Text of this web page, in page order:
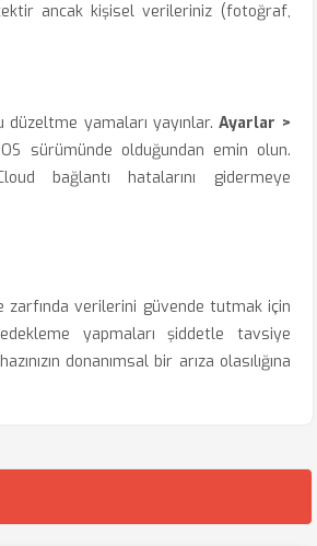
ancak kişisel verileriniz (fotoğraf,
düzeltme yamaları yayınlar.Ayarlar >
sürümünde olduğundan emin olun.
bağlantı hatalarını gidermeye
zarfında verilerini güvende tutmak için
yapmaları şiddetle tavsiye
donanımsal bir arıza olasılığına